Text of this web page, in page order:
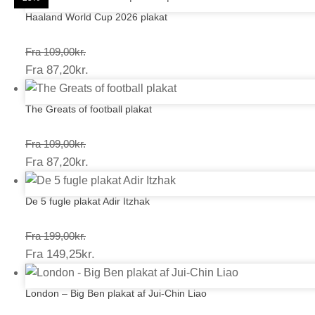
Haaland World Cup 2026 plakat
Fra 109,00kr.Prisinterval:
109,00kr.
Fra 87,20kr.
87,20kr.
The Greats of football plakat
Fra 109,00kr.Prisinterval:
109,00kr.
Fra 87,20kr.
87,20kr.
De 5 fugle plakat Adir Itzhak
Fra 199,00kr.Prisinterval:
199,00kr.
Fra 149,25kr.
149,25kr.
London – Big Ben plakat af Jui-Chin Liao